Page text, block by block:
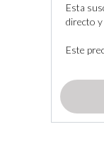
Esta
directo
Este